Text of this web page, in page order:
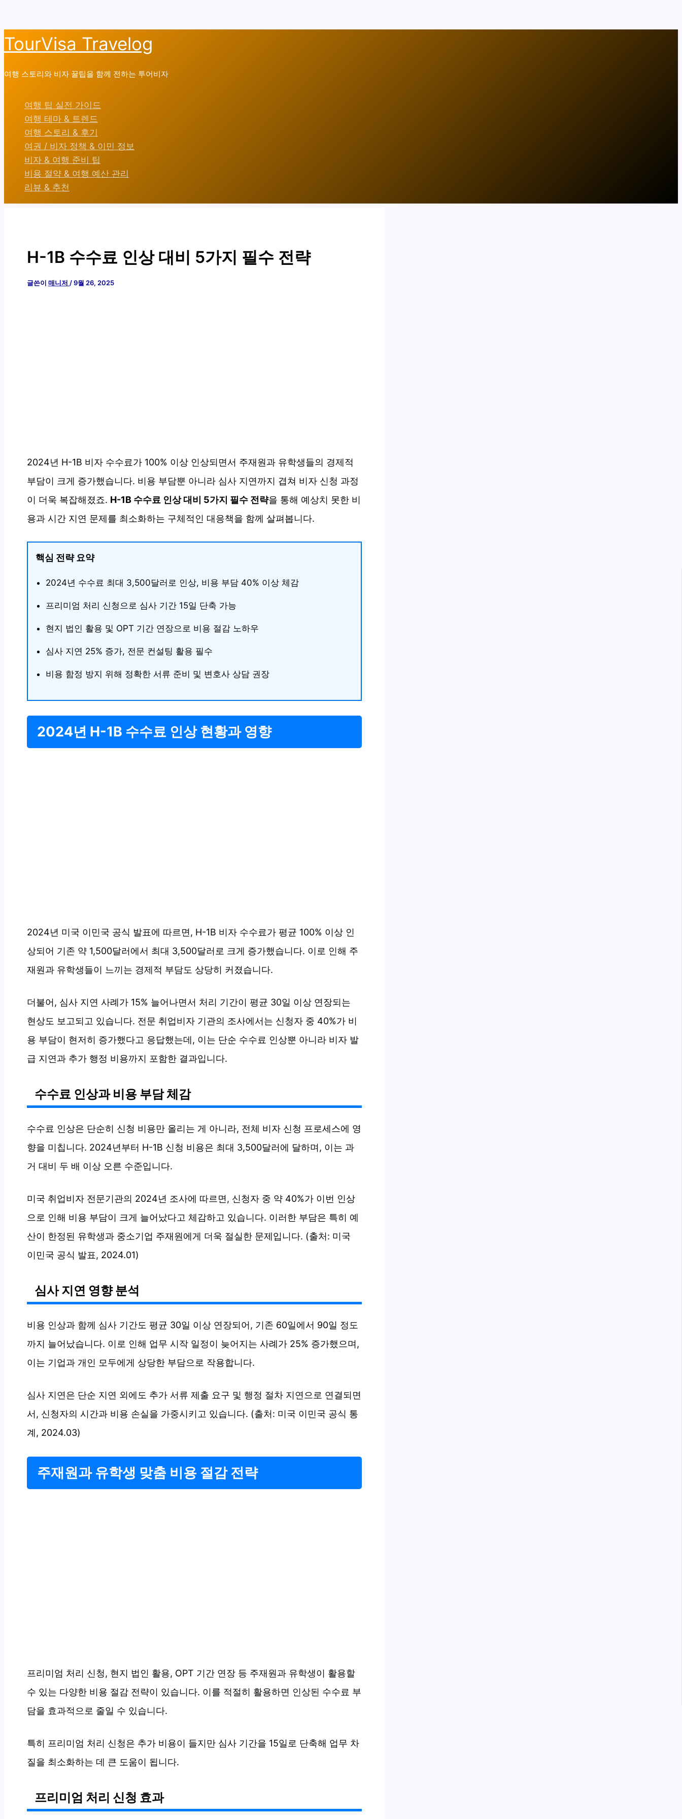
콘
텐
로
TourVisa Travelog
여행 스토리와 비자 꿀팁을 함께 전하는 투어비자
여행 팁 실전 가이드
여행 테마 & 트렌드
여행 스토리 & 후기
여권 / 비자 정책 & 이민 정보
비자 & 여행 준비 팁
비용 절약 & 여행 예산 관리
리뷰 & 추천
H-1B 수수료 인상 대비 5가지 필수 전략
글쓴이 매니저 /9월 26, 2025
2024년 H-1B 비자 수수료가 100% 이상 인상되면서 주재원과 유학생들의 경제적
부담이 크게 증가했습니다. 비용 부담뿐 아니라 심사 지연까지 겹쳐 비자 신청 과정
이 더욱 복잡해졌죠. H-1B 수수료 인상 대비 5가지 필수 전략을 통해 예상치 못한 비
용과 시간 지연 문제를 최소화하는 구체적인 대응책을 함께 살펴봅니다.
핵심 전략 요약
2024년 수수료 최대 3,500달러로 인상, 비용 부담 40% 이상 체감
프리미엄 처리 신청으로 심사 기간 15일 단축 가능
현지 법인 활용 및 OPT 기간 연장으로 비용 절감 노하우
심사 지연 25% 증가, 전문 컨설팅 활용 필수
비용 함정 방지 위해 정확한 서류 준비 및 변호사 상담 권장
2024년 H-1B 수수료 인상 현황과 영향
2024년 미국 이민국 공식 발표에 따르면, H-1B 비자 수수료가 평균 100% 이상 인
상되어 기존 약 1,500달러에서 최대 3,500달러로 크게 증가했습니다. 이로 인해 주
재원과 유학생들이 느끼는 경제적 부담도 상당히 커졌습니다.
더불어, 심사 지연 사례가 15% 늘어나면서 처리 기간이 평균 30일 이상 연장되는
현상도 보고되고 있습니다. 전문 취업비자 기관의 조사에서는 신청자 중 40%가 비
용 부담이 현저히 증가했다고 응답했는데, 이는 단순 수수료 인상뿐 아니라 비자 발
급 지연과 추가 행정 비용까지 포함한 결과입니다.
수수료 인상과 비용 부담 체감
수수료 인상은 단순히 신청 비용만 올리는 게 아니라, 전체 비자 신청 프로세스에 영
향을 미칩니다. 2024년부터 H-1B 신청 비용은 최대 3,500달러에 달하며, 이는 과
거 대비 두 배 이상 오른 수준입니다.
미국 취업비자 전문기관의 2024년 조사에 따르면, 신청자 중 약 40%가 이번 인상
으로 인해 비용 부담이 크게 늘어났다고 체감하고 있습니다. 이러한 부담은 특히 예
산이 한정된 유학생과 중소기업 주재원에게 더욱 절실한 문제입니다. (출처: 미국
이민국 공식 발표, 2024.01)
심사 지연 영향 분석
비용 인상과 함께 심사 기간도 평균 30일 이상 연장되어, 기존 60일에서 90일 정도
까지 늘어났습니다. 이로 인해 업무 시작 일정이 늦어지는 사례가 25% 증가했으며,
이는 기업과 개인 모두에게 상당한 부담으로 작용합니다.
심사 지연은 단순 지연 외에도 추가 서류 제출 요구 및 행정 절차 지연으로 연결되면
서, 신청자의 시간과 비용 손실을 가중시키고 있습니다. (출처: 미국 이민국 공식 통
계, 2024.03)
주재원과 유학생 맞춤 비용 절감 전략
프리미엄 처리 신청, 현지 법인 활용, OPT 기간 연장 등 주재원과 유학생이 활용할
수 있는 다양한 비용 절감 전략이 있습니다. 이를 적절히 활용하면 인상된 수수료 부
담을 효과적으로 줄일 수 있습니다.
특히 프리미엄 처리 신청은 추가 비용이 들지만 심사 기간을 15일로 단축해 업무 차
질을 최소화하는 데 큰 도움이 됩니다.
프리미엄 처리 신청 효과